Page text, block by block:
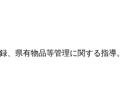
、県有物品等管理に関する指導。